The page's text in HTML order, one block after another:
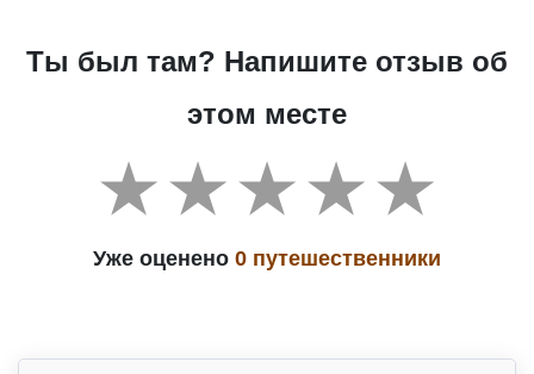
Ты был там? Напишите отзыв об
этом месте
Уже оценено 0 путешественники